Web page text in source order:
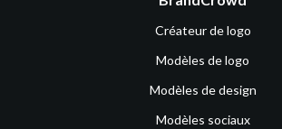
Créateur de logo
Modèles de logo
Modèles de design
Modèles sociaux